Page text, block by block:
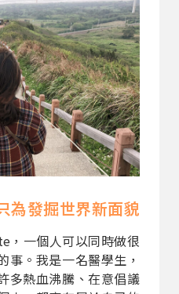
為發掘世界新面貌
一個人可以同時做很
事。我是一名醫學生，
多熱血沸騰、在意倡議